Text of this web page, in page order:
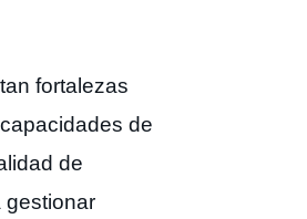
fortalezas
de
de
gestionar